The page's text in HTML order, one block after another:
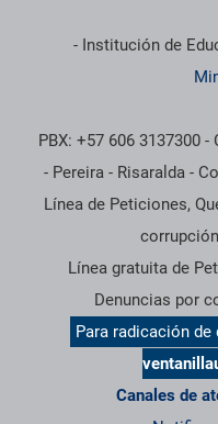
- Institución de
PBX: +57 606 3137300
- Pereira - Risaralda -
Línea de Peticiones,
Línea gratuita de
Denuncias por
Para radicación
Canales de